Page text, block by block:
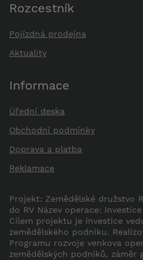
Rozcestník
Pojízdná prodejna
Aktuality
Informace
Úřední deska
Obchodní podmínky
Doprava a platba
Reklamace
Projekt: Zemědělské družstvo
do RV Název operace:
Cílem projektu je investice
zemědělského podniku.
Programu rozvoje venkova
zemědělských podniků, záměr